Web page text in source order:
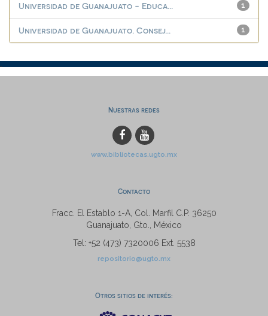
1
Universidad de Guanajuato - Educa...
1
Universidad de Guanajuato. Consej...
Nuestras redes
www.bibliotecas.ugto.mx
Contacto
Fracc. El Establo 1-A, Col. Marfil C.P. 36250
Guanajuato, Gto., México
Tel: +52 (473) 7320006 Ext. 5538
repositorio@ugto.mx
Otros sitios de interés: